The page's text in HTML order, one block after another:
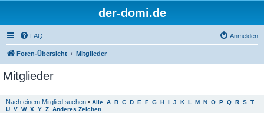
der-domi.de
FAQ Anmelden
Foren-Übersicht Mitglieder
Mitglieder
Nach einem Mitglied suchen • Alle A B C D E F G H I J K L M N O P Q R S T
U V W X Y Z Anderes Zeichen